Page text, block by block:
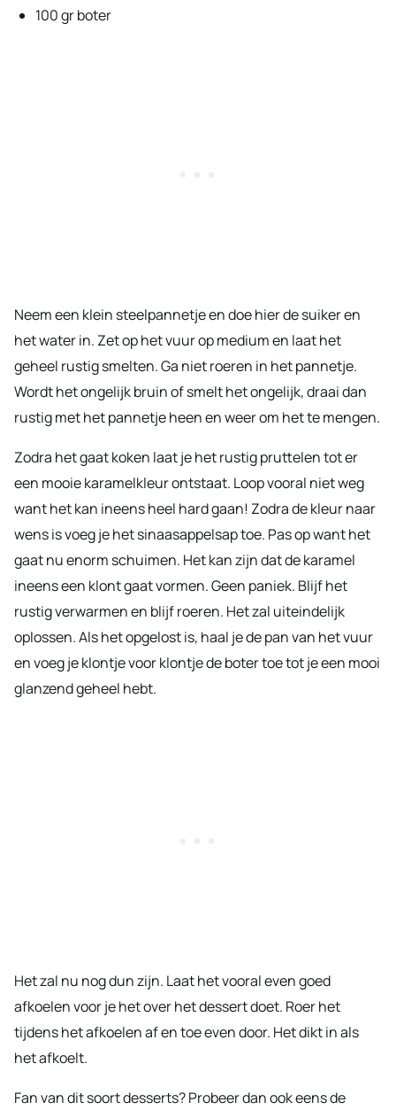
100 gr boter
Neem een klein steelpannetje en doe hier de suiker en
het water in. Zet op het vuur op medium en laat het
geheel rustig smelten. Ga niet roeren in het pannetje.
Wordt het ongelijk bruin of smelt het ongelijk, draai dan
rustig met het pannetje heen en weer om het te mengen.
Zodra het gaat koken laat je het rustig pruttelen tot er
een mooie karamelkleur ontstaat. Loop vooral niet weg
want het kan ineens heel hard gaan! Zodra de kleur naar
wens is voeg je het sinaasappelsap toe. Pas op want het
gaat nu enorm schuimen. Het kan zijn dat de karamel
ineens een klont gaat vormen. Geen paniek. Blijf het
rustig verwarmen en blijf roeren. Het zal uiteindelijk
oplossen. Als het opgelost is, haal je de pan van het vuur
en voeg je klontje voor klontje de boter toe tot je een mooi
glanzend geheel hebt.
Het zal nu nog dun zijn. Laat het vooral even goed
afkoelen voor je het over het dessert doet. Roer het
tijdens het afkoelen af en toe even door. Het dikt in als
het afkoelt.
Fan van dit soort desserts? Probeer dan ook eens de